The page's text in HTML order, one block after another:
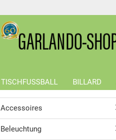
TISCHFUSSBALL BILLARD
Accessoires
Beleuchtung